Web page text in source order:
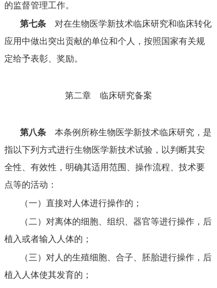
的监督管理工作。
第七条 对在生物医学新技术临床研究和临床转化
应用中做出突出贡献的单位和个人，按照国家有关规
定给予表彰、奖励。
第二章 临床研究备案
第八条 本条例所称生物医学新技术临床研究，是
指以下列方式进行生物医学新技术试验，以判断其安
全性、有效性，明确其适用范围、操作流程、技术要
点等的活动：
（一）直接对人体进行操作的；
（二）对离体的细胞、组织、器官等进行操作，后
植入或者输入人体的；
（三）对人的生殖细胞、合子、胚胎进行操作，后
植入人体使其发育的；